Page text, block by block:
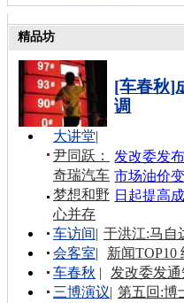
精品坊
[车春秋]
调
发改委发
市场油价
日起提高
大讲堂|
尹同跃：
奇瑞汽车
梦想和野
心并存
车访间| 于洪江:马自
会客室|
新闻TOP10
车春秋 |
发改委发
三博演议| 第五回:博